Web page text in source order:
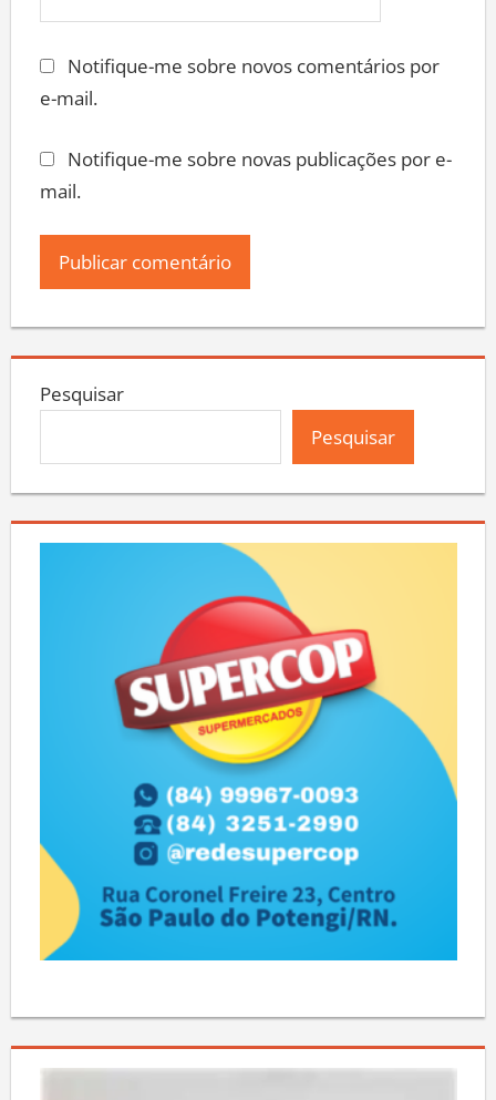
Notifique-me sobre novos comentários por
e-mail.
Notifique-me sobre novas publicações por e-
mail.
Pesquisar
Pesquisar